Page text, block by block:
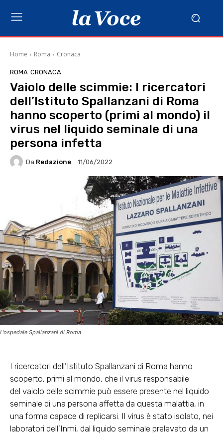
Home Roma Cronaca
ROMA CRONACA
Vaiolo delle scimmie: I ricercatori
dell’Istituto Spallanzani di Roma
hanno scoperto (primi al mondo) il
virus nel liquido seminale di una
persona infetta
Da Redazione 11/06/2022
L'ospedale Spallanzani di Roma
I ricercatori dell’Istituto Spallanzani di Roma hanno
scoperto, primi al mondo, che il virus responsabile
del vaiolo delle scimmie può essere presente nel liquido
seminale di una persona affetta da questa malattia, in
una forma capace di replicarsi. Il virus è stato isolato, nei
laboratori dell’Inmi, dal liquido seminale prelevato da un